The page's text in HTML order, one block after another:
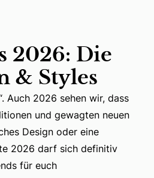
2026: Die
& Styles
Auch 2026 sehen wir, dass
Auch 2026 sehen wir, dass
und gewagten neuen
Design oder eine
2026 darf sich definitiv
für euch